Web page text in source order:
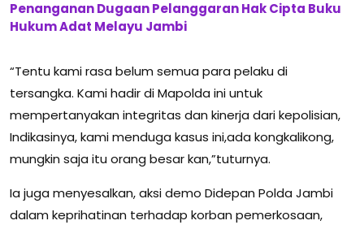
Penanganan Dugaan Pelanggaran Hak Cipta Buku
Hukum Adat Melayu Jambi
“Tentu kami rasa belum semua para pelaku di
tersangka. Kami hadir di Mapolda ini untuk
mempertanyakan integritas dan kinerja dari kepolisian,
Indikasinya, kami menduga kasus ini,ada kongkalikong,
mungkin saja itu orang besar kan,”tuturnya.
Ia juga menyesalkan, aksi demo Didepan Polda Jambi
dalam keprihatinan terhadap korban pemerkosaan,